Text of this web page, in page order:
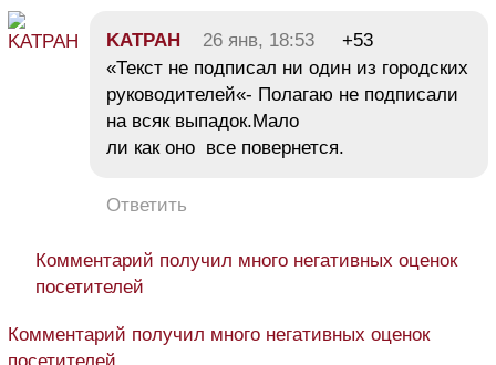
KATPAH 26 янв, 18:53
+53
«Текст не подписал ни один из городских
руководителей«- Полагаю не подписали
на всяк выпадок.Мало
ли как оно все повернется.
Ответить
Комментарий получил много негативных оценок
посетителей
Комментарий получил много негативных оценок